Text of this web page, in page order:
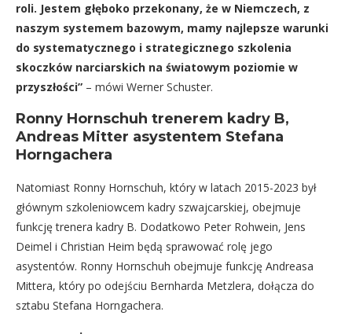
roli. Jestem głęboko przekonany, że w Niemczech, z
naszym systemem bazowym, mamy najlepsze warunki
do systematycznego i strategicznego szkolenia
skoczków narciarskich na światowym poziomie w
przyszłości” – mówi Werner Schuster.
Ronny Hornschuh trenerem kadry B,
Andreas Mitter asystentem Stefana
Horngachera
Natomiast Ronny Hornschuh, który w latach 2015-2023 był
głównym szkoleniowcem kadry szwajcarskiej, obejmuje
funkcję trenera kadry B. Dodatkowo Peter Rohwein, Jens
Deimel i Christian Heim będą sprawować rolę jego
asystentów. Ronny Hornschuh obejmuje funkcję Andreasa
Mittera, który po odejściu Bernharda Metzlera, dołącza do
sztabu Stefana Horngachera.